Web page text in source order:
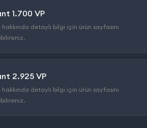
1.700 VP
hakkında detaylı bilgi için ürün sayfasını
2.925 VP
hakkında detaylı bilgi için ürün sayfasını